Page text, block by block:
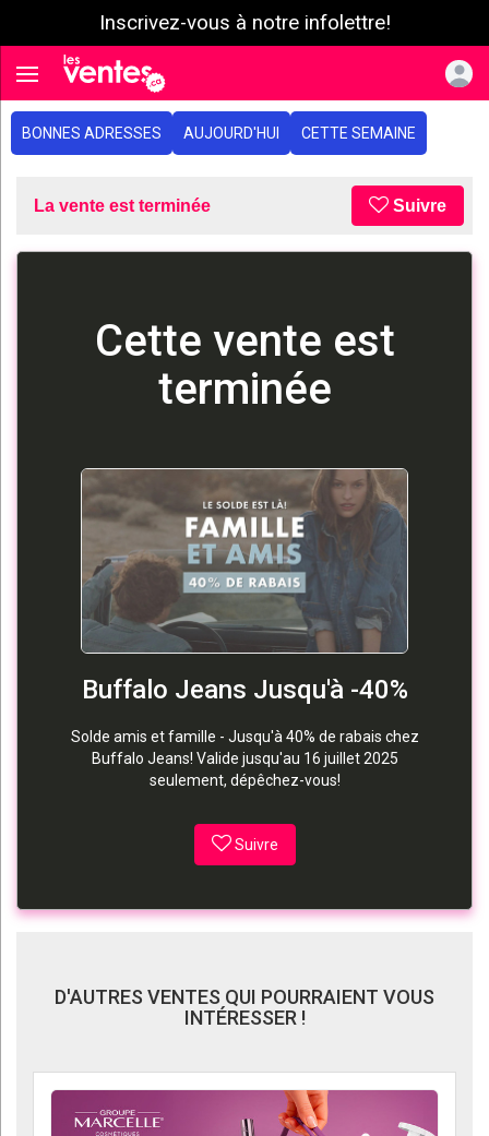
Inscrivez-vous à notre infolettre!
Toggle navigation
BONNES ADRESSES AUJOURD'HUI CETTE SEMAINE
La vente est terminée Suivre
Cette vente est
terminée
Buffalo Jeans Jusqu'à -40%
Solde amis et famille - Jusqu'à 40% de rabais chez
Buffalo Jeans! Valide jusqu'au 16 juillet 2025
seulement, dépêchez-vous!
Suivre
D'AUTRES VENTES QUI POURRAIENT VOUS
INTÉRESSER !